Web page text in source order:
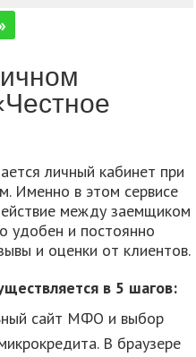
личный кабинет при
Именно в этом сервисе
между заемщиком
удобен и постоянно
и оценки от клиентов.
в 5 шагов:
сайт МФО и выбор
В браузере